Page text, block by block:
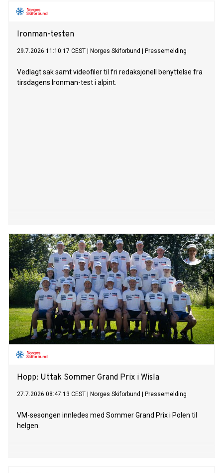
Ironman-testen
29.7.2026 11:10:17 CEST Norges Skiforbund Pressemelding
Vedlagt sak samt videofiler til fri redaksjonell benyttelse fra
tirsdagens Ironman-test i alpint.
Hopp: Uttak Sommer Grand Prix i Wisla
27.7.2026 08:47:13 CEST Norges Skiforbund Pressemelding
VM-sesongen innledes med Sommer Grand Prix i Polen til
helgen.